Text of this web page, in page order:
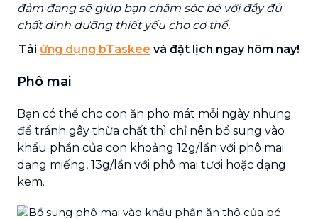
đảm đang sẽ giúp bạn chăm sóc bé với đầy đủ
chất dinh dưỡng thiết yếu cho cơ thể.
Tải ứng dụng bTaskee và đặt lịch ngay hôm nay!
Phô mai
Bạn có thể cho con ăn pho mát mỗi ngày nhưng
để tránh gây thừa chất thì chỉ nên bổ sung vào
khẩu phần của con khoảng 12g/lần với phô mai
dạng miếng, 13g/lần với phô mai tươi hoặc dạng
kem.